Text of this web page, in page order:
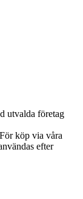
utvalda företag
köp via våra
efter